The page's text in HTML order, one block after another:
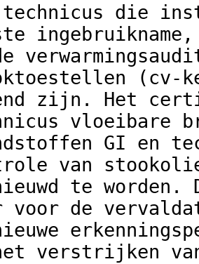
technicus die
(cv-
zijn. Het
vloeibare
GI en
van
te worden.
voor de
verstrijken